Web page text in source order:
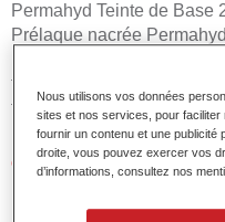
Permahyd Teinte de Base
Prélaque nacrée
technologie spéciale de
teintes opaques et à effet.
Caractéristiques du
Offre une bonne
Nous utilisons vos données
sites et nos services, pour
fournir un contenu et une publicité
droite, vous pouvez exercer vos
d’informations, consultez nos